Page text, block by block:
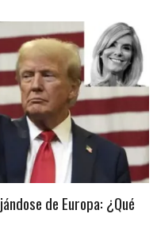
de Europa: ¿Qué